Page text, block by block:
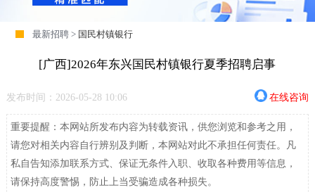
最新招聘 > 国民村镇银行
[广西]2026年东兴国民村镇银行夏季招聘启事
发布时间：2026-05-28 10:06 在线咨询
重要提醒：本网站所发布内容为转载资讯，供您浏览和参考之用，
请您对相关内容自行辨别及判断，本网站对此不承担任何责任。凡
私自告知添加联系方式、保证无条件入职、收取各种费用等信息，
请保持高度警惕，防止上当受骗造成各种损失。